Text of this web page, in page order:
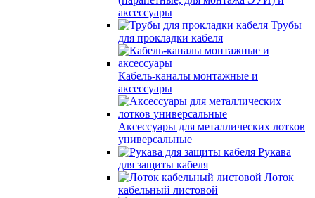
аксессуары
Трубы
для прокладки кабеля
Кабель-каналы монтажные и
аксессуары
Аксессуары для металлических лотков
универсальные
Рукава
для защиты кабеля
Лоток
кабельный листовой